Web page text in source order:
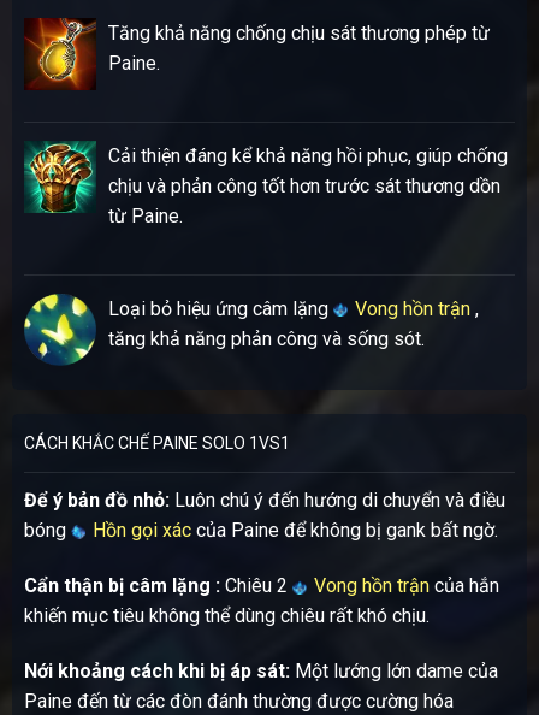
Tăng khả năng chống chịu sát thương phép từ
Paine.
Cải thiện đáng kể khả năng hồi phục, giúp chống
chịu và phản công tốt hơn trước sát thương dồn
từ Paine.
Loại bỏ hiệu ứng câm lặng Vong hồn trận,
tăng khả năng phản công và sống sót.
CÁCH KHẮC CHẾ PAINE SOLO 1VS1
Để ý bản đồ nhỏ:Luôn chú ý đến hướng di chuyển và điều
bóng
Hồn gọi xáccủa Paine để không bị gank bất ngờ.
Cẩn thận bị câm lặng :Chiêu 2 Vong hồn trậncủa hắn
khiến mục tiêu không thể dùng chiêu rất khó chịu.
Nới khoảng cách khi bị áp sát:Một lướng lớn dame của
Paine đến từ các đòn đánh thường được cường hóa